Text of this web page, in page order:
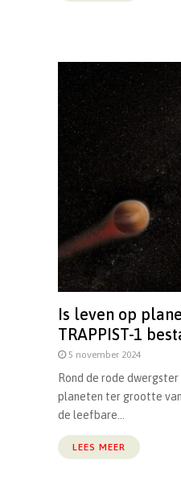
Is leven op
TRAPPIST-1
5 november 2024
Rond de rode
planeten ter grootte van
de leefbare...
LEES MEER